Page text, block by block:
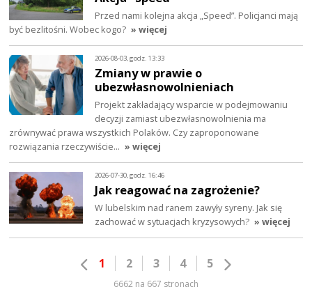
Przed nami kolejna akcja „Speed”. Policjanci mają
być bezlitośni. Wobec kogo? » więcej
2026-08-03, godz. 13:33
Zmiany w prawie o
ubezwłasnowolnieniach
Projekt zakładający wsparcie w podejmowaniu
decyzji zamiast ubezwłasnowolnienia ma
zrównywać prawa wszystkich Polaków. Czy zaproponowane
rozwiązania rzeczywiście… » więcej
2026-07-30, godz. 16:46
Jak reagować na zagrożenie?
W lubelskim nad ranem zawyły syreny. Jak się
zachować w sytuacjach kryzysowych? » więcej
1 2 3 4 5
6662 na 667 stronach